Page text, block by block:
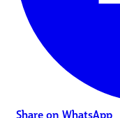
Share on WhatsApp